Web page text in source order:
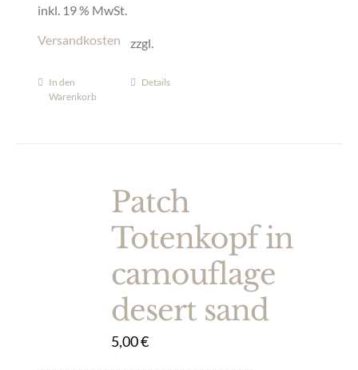
inkl. 19 % MwSt.
zzgl.
Versandkosten
In den
Warenkorb
Details
Patch
Totenkopf in
camouflage
desert sand
5,00€